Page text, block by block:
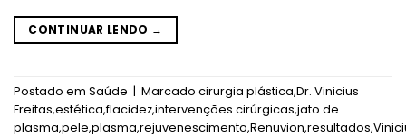
CONTINUAR LENDO →
Postado em Saúde | Marcado cirurgia plástica,Dr. Vinicius
Freitas,estética,flacidez,intervenções cirúrgicas,jato de
plasma,pele,plasma,rejuvenescimento,Renuvion,resultados,